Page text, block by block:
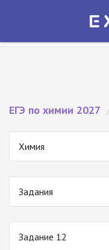
Экзамер —
ЕГЭ по химии 2027
Химия
Задания
Задание 12